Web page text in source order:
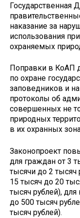
Государственная
наказание за
использования
охраняемых
Поправки в КоАП
по охране
заповедников и
протоколы об
совершенных не
природных
в их охранных
Законопроект
для граждан от 3
тысячи до 2 тысяч
15 тысяч до 20
тысяч рублей),
до 500 тысяч
тысяч рублей).